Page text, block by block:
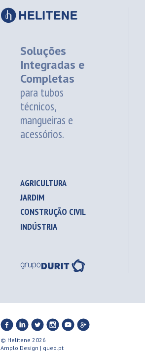
Soluções
Integradas e
Completas
para tubos
técnicos,
mangueiras e
acessórios.
AGRICULTURA
JARDIM
CONSTRUÇÃO CIVIL
INDÚSTRIA
© Helitene 2026
Amplo Design | queo.pt